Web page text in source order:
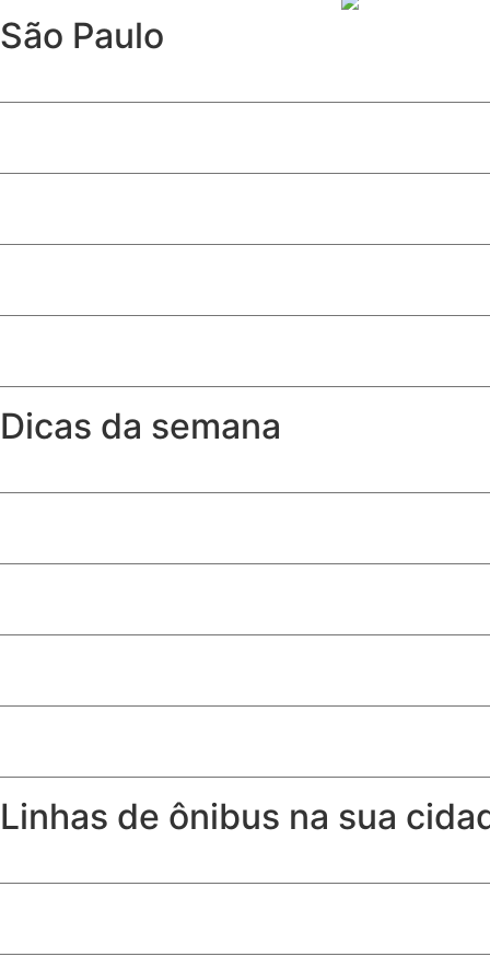
São Paulo
Dicas da semana
Linhas de ônibus na sua